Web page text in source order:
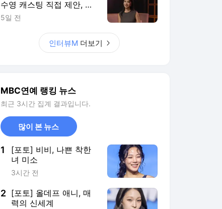
수영 캐스팅 직접 제안, 후
배들에게 힘이 되는 선배
5일 전
인터뷰M 더보기
MBC연예 랭킹 뉴스
최근 3시간 집계 결과입니다.
많이 본 뉴스
1
[포토] 비비, 나쁜 착한
녀 미소
3시간 전
2 [포토] 올데프 애니, 매
력의 신세계